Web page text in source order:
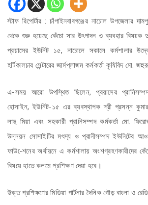
স্টাফ রিপোর্টার : চাঁপাইনবাবগঞ্জের নাচোল উপজেলার
থেকে শুরু হয়েছে কেঁচো সার উৎপাদন ও ব্যবহার বিষয়ক
প্রয়াসের ইউনিট ১৫, নাচোলে সকালে কর্মশালার
হর্টিকালচার সেন্টারের জার্মপ্লাজম কর্মকর্তা কৃষিবিদ মো.
এ-সময় আরো উপস্থিত ছিলেন, প্রয়াসের প্রানিসম্পদ
হোসাইন, ইউনিট-১৫ এর ব্যবস্থাপক শ্রী প্রসন্ন
লাহু মিয়া এবং সহকারী প্রানিসম্পদ কর্মকর্তা মো.
উন্নয়ন সোসাইটির মৎস্য ও প্রানীসম্পদ ইউনিটের
ফাউ-েশনের অর্থায়নে এ কর্মশালায় অংশগ্রহণকারীদের
বিষয়ে হাতে কলমে প্রশিক্ষণ দেয়া হবে।
উক্ত প্রশিক্ষণের মিডিয়া পার্টনার দৈনিক গৌড় বাংলা ও